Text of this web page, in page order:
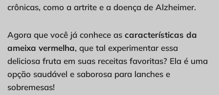
crônicas, como a artrite e a doença de Alzheimer.
Agora que você já conhece as características da
ameixa vermelha, que tal experimentar essa
deliciosa fruta em suas receitas favoritas? Ela é uma
opção saudável e saborosa para lanches e
sobremesas!